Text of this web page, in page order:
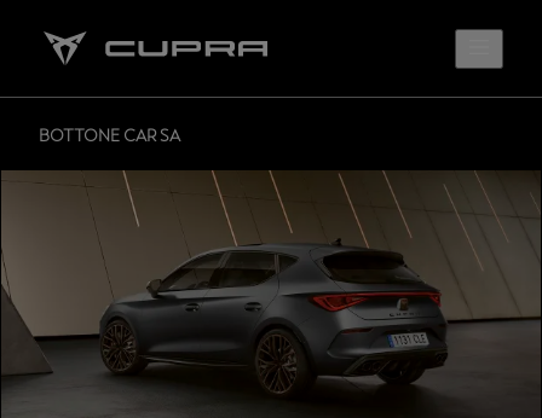
BOTTONE CAR SA